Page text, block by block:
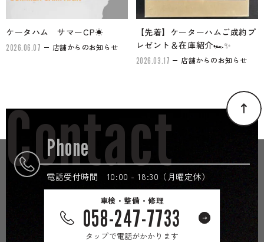
ケータハム サマーCP☀
2026.06.07 店舗からのお知らせ
【先着】ケーターハムご成約プ
レゼント＆在庫紹介🏎✨
2026.03.17 店舗からのお知らせ
Phone
電話受付時間 10:00 - 18:30（月曜定休）
車検・整備・修理
058-247-7733
タップで電話がかかります
Contact